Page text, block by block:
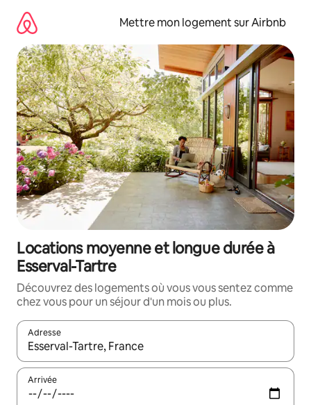
directement
contenu
Mettre mon logement sur Airbnb
Locations moyenne et longue durée à
Esserval-Tartre
Découvrez des logements où vous vous sentez comme
chez vous pour un séjour d'un mois ou plus.
Adresse
Lorsque les résultats s'affichent, utilisez les flèches vers le
Arrivée